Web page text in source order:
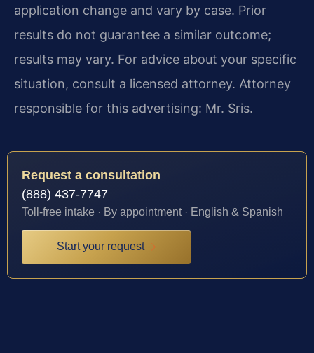
application change and vary by case. Prior
results do not guarantee a similar outcome;
results may vary. For advice about your specific
situation, consult a licensed attorney. Attorney
responsible for this advertising: Mr. Sris.
Request a consultation
(888) 437-7747
Toll-free intake · By appointment · English & Spanish
Start your request